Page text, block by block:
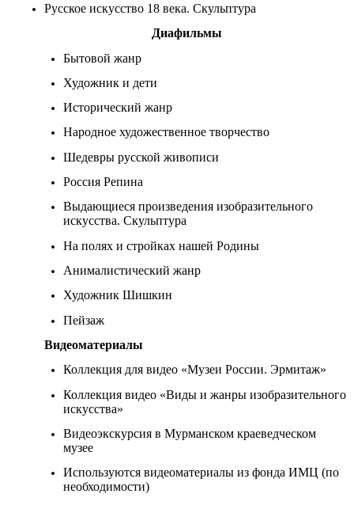
Русское искусство 18 века. Скульптура
Диафильмы
Бытовой жанр
Художник и дети
Исторический жанр
Народное художественное творчество
Шедевры русской живописи
Россия Репина
Выдающиеся произведения изобразительного
искусства. Скульптура
На полях и стройках нашей Родины
Анималистический жанр
Художник Шишкин
Пейзаж
Видеоматериалы
Коллекция для видео «Музеи России. Эрмитаж»
Коллекция видео «Виды и жанры изобразительного
искусства»
Видеоэкскурсия в Мурманском краеведческом
музее
Используются видеоматериалы из фонда ИМЦ (по
необходимости)